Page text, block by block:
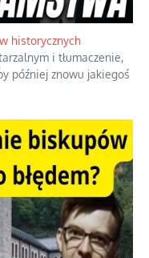
jest skłonność do
w tym